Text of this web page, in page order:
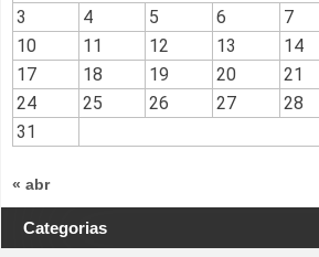
3
4 5 6 7
10
11 12 13 14
17
18 19 20 21
24
25 26 27 28
31
« abr
Categorias